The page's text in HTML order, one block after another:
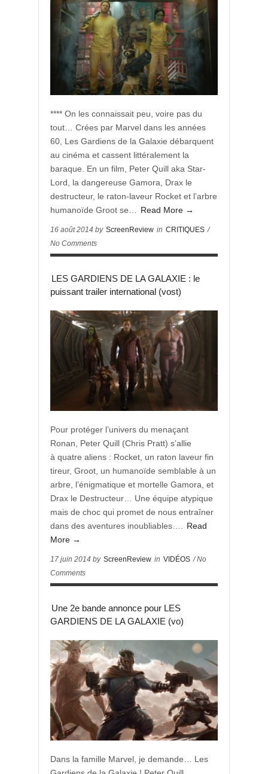
**** On les connaissait peu, voire pas du
tout… Crées par Marvel dans les années
60, Les Gardiens de la Galaxie débarquent
au cinéma et cassent littéralement la
baraque. En un film, Peter Quill aka Star-
Lord, la dangereuse Gamora, Drax le
destructeur, le raton-laveur Rocket et l’arbre
humanoïde Groot se…
Read More →
16 août 2014 by ScreenReview in CRITIQUES /
No Comments
LES GARDIENS DE LA GALAXIE : le
puissant trailer international (vost)
Pour protéger l’univers du menaçant
Ronan, Peter Quill (Chris Pratt) s’allie
à quatre aliens : Rocket, un raton laveur fin
tireur, Groot, un humanoïde semblable à un
arbre, l’énigmatique et mortelle Gamora, et
Drax le Destructeur… Une équipe atypique
mais de choc qui promet de nous entraîner
dans des aventures inoubliables….
Read
More →
17 juin 2014 by ScreenReview in VIDÉOS / No
Comments
Une 2e bande annonce pour LES
GARDIENS DE LA GALAXIE (vo)
Dans la famille Marvel, je demande… Les